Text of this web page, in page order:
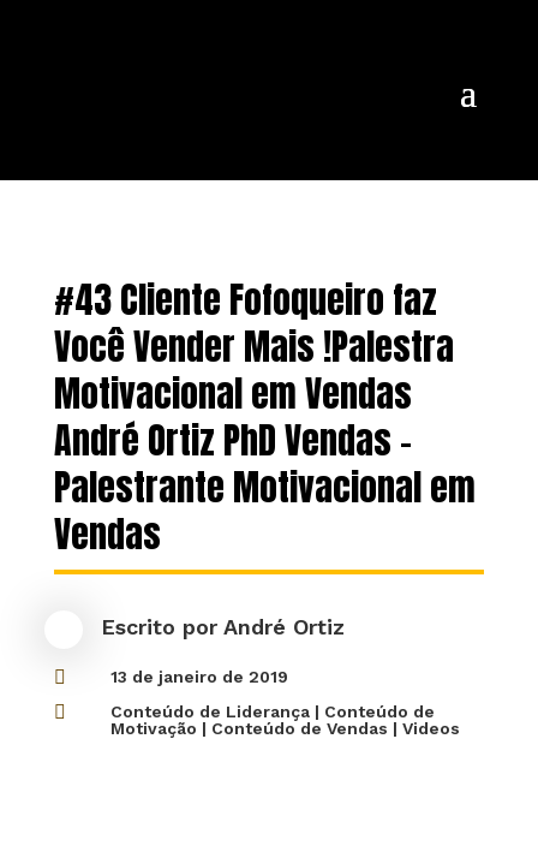
#43 Cliente Fofoqueiro faz
Você Vender Mais !Palestra
Motivacional em Vendas
André Ortiz PhD Vendas –
Palestrante Motivacional em
Vendas
Escrito por André Ortiz
 13 de janeiro de 2019
 Conteúdo de Liderança| Conteúdo de
Motivação | Conteúdo de Vendas | Videos